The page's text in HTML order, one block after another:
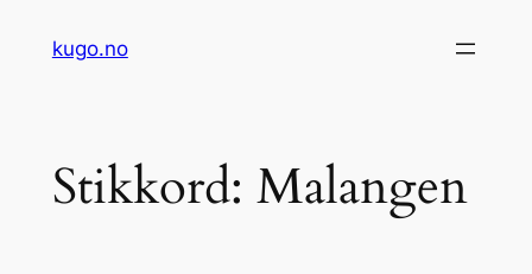
kugo.no
Stikkord: Malangen